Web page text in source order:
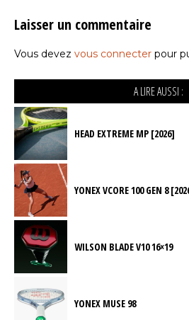
Laisser un commentaire
Vous devez vous connecter pour
A LIRE AUSSI :
HEAD EXTREME MP [2026]
YONEX VCORE 100 GEN 8
WILSON BLADE V10 16×19
YONEX MUSE 98